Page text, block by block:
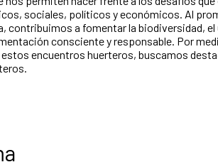
sociales, políticos y económicos. Al
contribuimos a fomentar la biodiversidad, el
consciente y responsable. Por
encuentros huerteros, buscamos